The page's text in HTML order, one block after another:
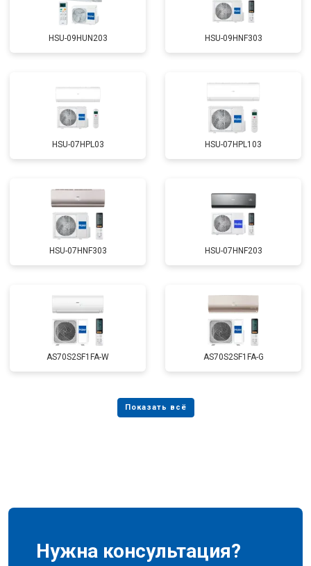
HSU-09HUN203 HSU-09HNF303
HSU-07HPL03 HSU-07HPL103
HSU-07HNF303 HSU-07HNF203
AS70S2SF1FA-W AS70S2SF1FA-G
Нужна консультация?